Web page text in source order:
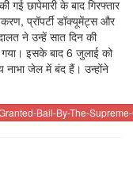
छापेमारी के बाद गिरफ्तार
प्रॉपर्टी डॉक्यूमेंट्स और
ने उन्हें सात दिन की
गया। इसके बाद 6 जुलाई को
नाभा जेल में बंद हैं। उन्होंने
Bail-By-The-